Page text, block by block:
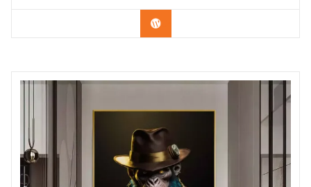
Confira os modelos